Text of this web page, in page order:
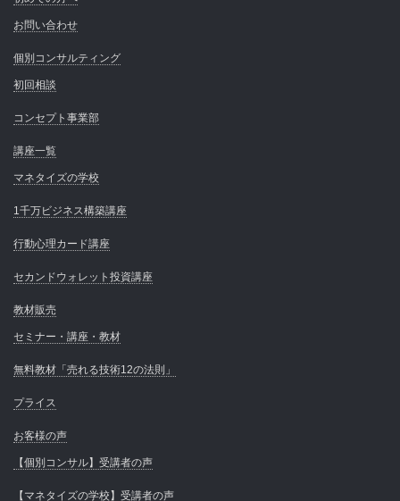
お問い合わせ
個別コンサルティング
初回相談
コンセプト事業部
講座一覧
マネタイズの学校
1千万ビジネス構築講座
行動心理カード講座
セカンドウォレット投資講座
教材販売
セミナー・講座・教材
無料教材「売れる技術12の法則」
プライス
お客様の声
【個別コンサル】受講者の声
【マネタイズの学校】受講者の声